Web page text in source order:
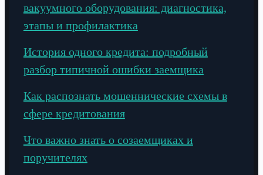
вакуумного оборудования: диагностика,
этапы и профилактика
История одного кредита: подробный
разбор типичной ошибки заемщика
Как распознать мошеннические схемы в
сфере кредитования
Что важно знать о созаемщиках и
поручителях